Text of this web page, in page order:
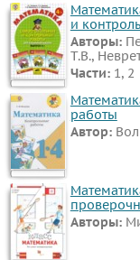
и
Авторы:
Т.В.,
Части: 1, 2
работы
Автор:
Авторы: